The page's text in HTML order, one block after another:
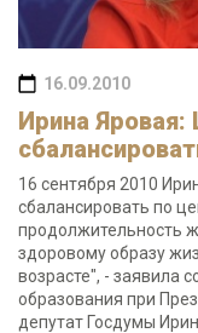
16.09.2010
Ирина Яровая:
16 сентября 2010
сбалансировать по
продолжительность
здоровому образу
возрасте", - заявила
образования при
депутат Госдумы